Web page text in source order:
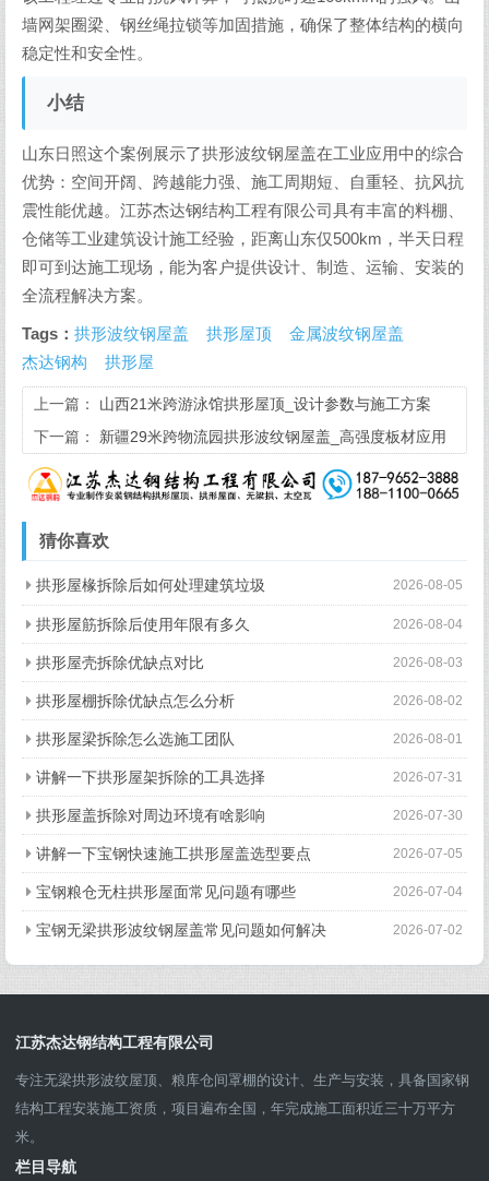
撞，保护钢柱不被损伤，防止整个屋顶结构失稳。这是料棚、
工厂等工业建筑的标准做法。
边机的锁缝工艺，加上热镀锌彩涂层的防护，可确保无渗漏。
天沟、落水管等配件的合理设计进一步保证排水效果。
20米跨的拱形屋盖在大风天气下是否安全？
该工程经过专业的抗风计算，可抵抗时速160km/h的强风。山
稳定性和安全性。
小结
山东日照这个案例展示了拱形波纹钢屋盖在工业应用中的综合
优势：空间开阔、跨越能力强、施工周期短、自重轻、抗风抗
震性能优越。江苏杰达钢结构工程有限公司具有丰富的料棚、
仓储等工业建筑设计施工经验，距离山东仅500km，半天日程
即可到达施工现场，能为客户提供设计、制造、运输、安装的
全流程解决方案。
Tags：拱形波纹钢屋盖 拱形屋顶
金属波纹钢屋盖
杰达钢构
拱形屋
上一篇：山西21米跨游泳馆拱形屋顶_设计参数与施工方案
下一篇：新疆29米跨物流园拱形波纹钢屋盖_高强度板材应用
案例
猜你喜欢
拱形屋筋拆除后使用年限有多久
2026-08-02
拱形屋棚拆除优缺点怎么分析
拱形屋梁拆除怎么选施工团队
2026-07-31
讲解一下拱形屋架拆除的工具选择
2026-07-30
拱形屋盖拆除对周边环境有啥影响